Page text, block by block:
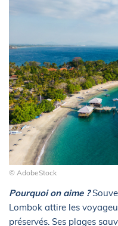
© AdobeStock
Pourquoi on aime ?
Lombok attire les
préservés. Ses plages